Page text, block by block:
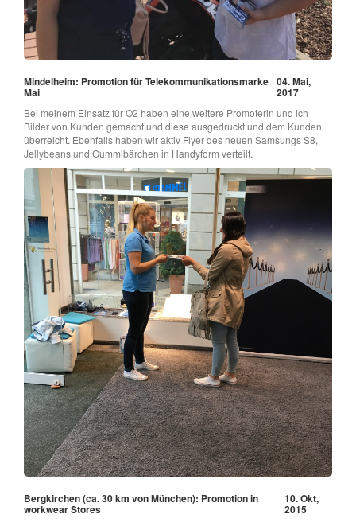
Mindelheim: Promotion für Telekommunikationsmarke
Mai
04. Mai,
2017
Bei meinem Einsatz für O2 haben eine weitere Promoterin und ich
Bilder von Kunden gemacht und diese ausgedruckt und dem Kunden
überreicht. Ebenfalls haben wir aktiv Flyer des neuen Samsungs S8,
Jellybeans und Gummibärchen in Handyform verteilt.
Bergkirchen (ca. 30 km von München): Promotion in
workwear Stores
10. Okt,
2015